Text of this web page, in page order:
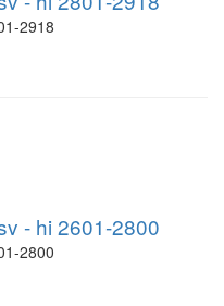
2918
- hi 2601-2800
2800